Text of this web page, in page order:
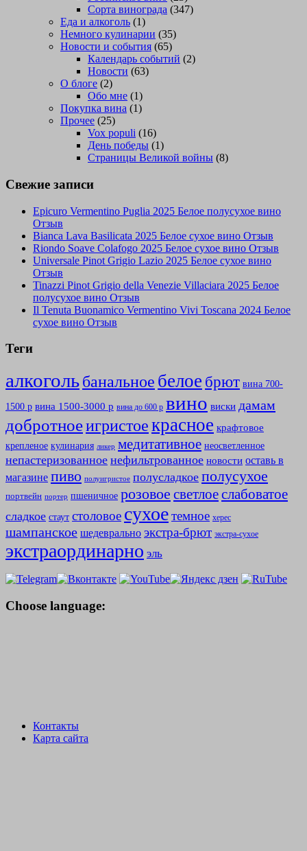
Сорта винограда (347)
Еда и алкоголь (1)
Немного кулинарии (35)
Новости и события (65)
Календарь событий (2)
Новости (63)
О блоге (2)
Обо мне (1)
Покупка вина (1)
Прочее (25)
Vox populi (16)
День победы (1)
Страницы Великой войны (8)
Свежие записи
Epicuro Vermentino Puglia 2025 Белое полусухое вино
Отзыв
Bianca Lava Basilicata 2025 Белое сухое вино Отзыв
Riondo Soave Colafogo 2025 Белое сухое вино Отзыв
Universale Pinot Grigio Lazio 2025 Белое сухое вино
Отзыв
Tinazzi Pinot Grigio della Venezie Villaciara 2025 Белое
полусухое вино Отзыв
Il Tenuta Buonamico Vermentino Vivi Toscana 2024 Белое
сухое вино Отзыв
Теги
алкогольбанальное белое брют вина 700-
1500 р вина 1500-3000 р вина до 600 р вино виски дамам
добротноеигристоекрасное крафтовое
крепленое кулинария ликер медитативное неосветленное
непастеризованное нефильтрованное новости оставь в
магазине пиво полуигристое полусладкое полусухое
портвейн портер пшеничное розовое светлоеслабоватое
сладкое стаут столовое сухоетемное херес
шампанское шедеврально экстра-брют экстра-сухое
экстраординарно эль
Choose language:
Контакты
Карта сайта